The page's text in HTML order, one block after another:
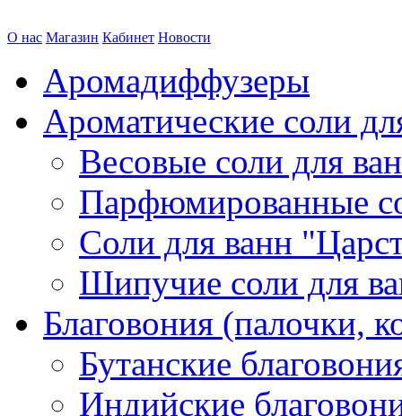
О нас Магазин Кабинет Новости
Аромадиффузеры
Ароматические соли
Весовые соли для
Парфюмированные
Соли для ванн
Шипучие соли для
Благовония (палочки,
Бутанские
Индийские